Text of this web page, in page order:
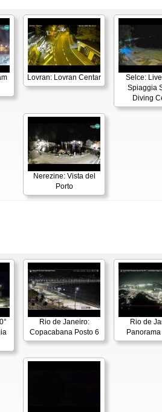
Lovran: Lovran Centar
Selce:
Spiaggia
Diving
Nerezine: Vista del
Porto
Rio de Janeiro:
Copacabana Posto 6
Rio de